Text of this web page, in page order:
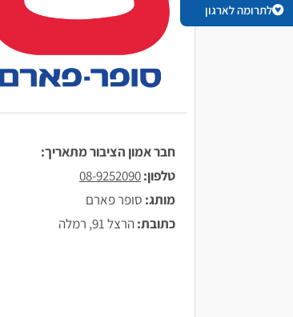
חבר אמון הציבור מתאריך:
טלפון:08-9252090
מותג: סופר פארם
כתובת:הרצל 91, רמלה
לתרומה לארגון